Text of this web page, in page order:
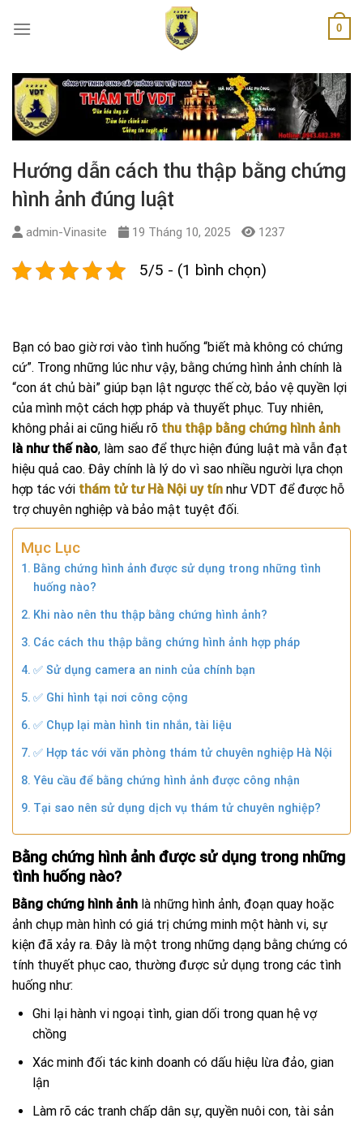
0
Hướng dẫn cách thu thập bằng chứng
hình ảnh đúng luật
admin-Vinasite 19 Tháng 10, 2025 1237
5/5 - (1 bình chọn)
Bạn có bao giờ rơi vào tình huống “biết mà không có chứng
cứ”. Trong những lúc như vậy, bằng chứng hình ảnh chính là
“con át chủ bài” giúp bạn lật ngược thế cờ, bảo vệ quyền lợi
của mình một cách hợp pháp và thuyết phục. Tuy nhiên,
không phải ai cũng hiểu rõ thu thập bằng chứng hình ảnh
là như thế nào, làm sao để thực hiện đúng luật mà vẫn đạt
hiệu quả cao. Đây chính là lý do vì sao nhiều người lựa chọn
hợp tác với thám tử tư Hà Nội uy tín như VDT để được hỗ
trợ chuyên nghiệp và bảo mật tuyệt đối.
Mục Lục
Bằng chứng hình ảnh được sử dụng trong những tình
huống nào?
Khi nào nên thu thập bằng chứng hình ảnh?
Các cách thu thập bằng chứng hình ảnh hợp pháp
✅ Sử dụng camera an ninh của chính bạn
✅ Ghi hình tại nơi công cộng
✅ Chụp lại màn hình tin nhắn, tài liệu
✅ Hợp tác với văn phòng thám tử chuyên nghiệp Hà Nội
Yêu cầu để bằng chứng hình ảnh được công nhận
Tại sao nên sử dụng dịch vụ thám tử chuyên nghiệp?
Bằng chứng hình ảnh được sử dụng trong những
tình huống nào?
Bằng chứng hình ảnh là những hình ảnh, đoạn quay hoặc
ảnh chụp màn hình có giá trị chứng minh một hành vi, sự
kiện đã xảy ra. Đây là một trong những dạng bằng chứng có
tính thuyết phục cao, thường được sử dụng trong các tình
huống như:
Ghi lại hành vi ngoại tình, gian dối trong quan hệ vợ
chồng
Xác minh đối tác kinh doanh có dấu hiệu lừa đảo, gian
lận
Làm rõ các tranh chấp dân sự, quyền nuôi con, tài sản